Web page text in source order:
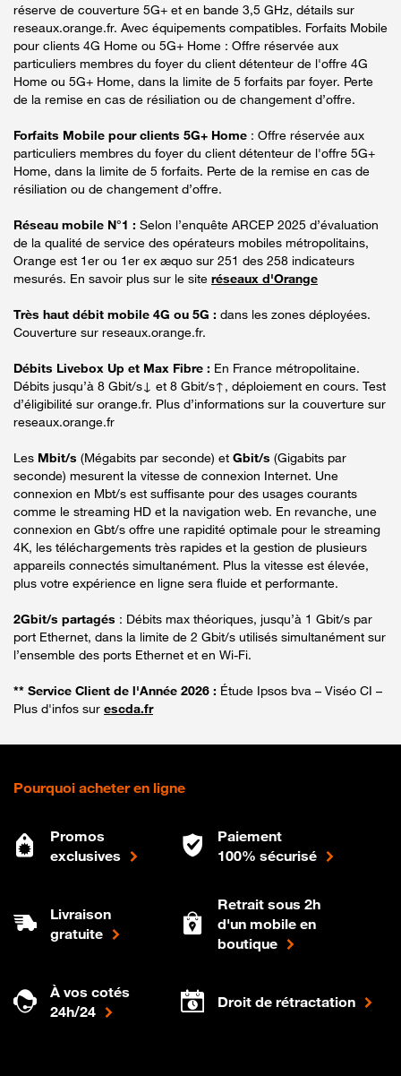
réserve de couverture 5G+ et en bande 3,5 GHz, détails sur
reseaux.orange.fr. Avec équipements compatibles. Forfaits Mobile
pour clients 4G Home ou 5G+ Home : Offre réservée aux
particuliers membres du foyer du client détenteur de l'offre 4G
Home ou 5G+ Home, dans la limite de 5 forfaits par foyer. Perte
de la remise en cas de résiliation ou de changement d’offre.
Forfaits Mobile pour clients 5G+ Home : Offre réservée aux
particuliers membres du foyer du client détenteur de l'offre 5G+
Home, dans la limite de 5 forfaits. Perte de la remise en cas de
résiliation ou de changement d’offre.
Réseau mobile N°1 : Selon l’enquête ARCEP 2025 d’évaluation
de la qualité de service des opérateurs mobiles métropolitains,
Orange est 1er ou 1er ex æquo sur 251 des 258 indicateurs
mesurés. En savoir plus sur le site réseaux d'Orange
Très haut débit mobile 4G ou 5G : dans les zones déployées.
Couverture sur reseaux.orange.fr.
Débits Livebox Up et Max Fibre : En France métropolitaine.
Débits jusqu’à 8 Gbit/s↓ et 8 Gbit/s↑, déploiement en cours. Test
d’éligibilité sur orange.fr. Plus d’informations sur la couverture sur
reseaux.orange.fr
Les Mbit/s (Mégabits par seconde) et Gbit/s (Gigabits par
seconde) mesurent la vitesse de connexion Internet. Une
connexion en Mbt/s est suffisante pour des usages courants
comme le streaming HD et la navigation web. En revanche, une
connexion en Gbt/s offre une rapidité optimale pour le streaming
4K, les téléchargements très rapides et la gestion de plusieurs
appareils connectés simultanément. Plus la vitesse est élevée,
plus votre expérience en ligne sera fluide et performante.
2Gbit/s partagés : Débits max théoriques, jusqu’à 1 Gbit/s par
port Ethernet, dans la limite de 2 Gbit/s utilisés simultanément sur
l’ensemble des ports Ethernet et en Wi-Fi.
** Service Client de l'Année 2026 : Étude Ipsos bva – Viséo CI –
Plus d'infos sur escda.fr
Pourquoi acheter en ligne
Promos
exclusives
Paiement
100% sécurisé
Livraison
gratuite
Retrait sous 2h
d'un mobile en
boutique
À vos cotés
24h/24
Droit de rétractation